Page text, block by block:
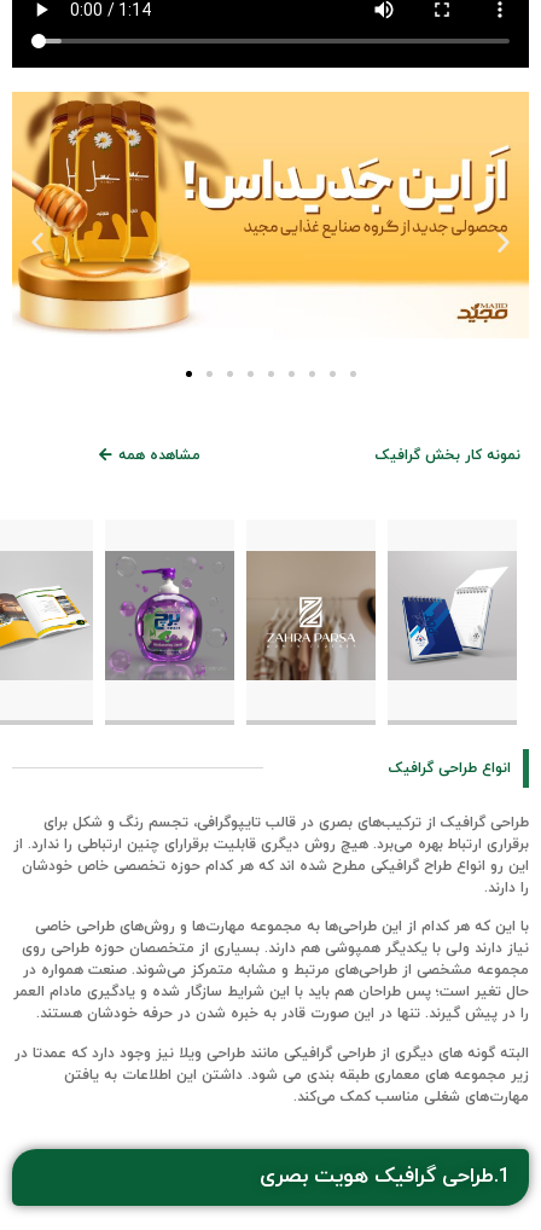
نمونه کار بخش گرافیک مشاهده همه
انواع طراحی گرافیک
طراحی گرافیک از ترکیب‌های بصری در قالب تایپوگرافی، تجسم رنگ و شکل برای
برقراری ارتباط بهره می‌برد. هیچ روش دیگری قابلیت برقرارای چنین ارتباطی را ندارد. از
این رو انواع طراح گرافیکی مطرح شده اند که هر کدام حوزه تخصصی خاص خودشان
را دارند.
با این که هر کدام از این طراحی‌ها به مجموعه مهارت‌ها و روش‌های طراحی خاصی
نیاز دارند ولی با یکدیگر همپوشی هم دارند. بسیاری از متخصصان حوزه طراحی روی
مجموعه مشخصی از طراحی‌های مرتبط و مشابه متمرکز می‌شوند. صنعت همواره در
حال تغیر است؛ پس طراحان هم باید با این شرایط سازگار شده و یادگیری مادام العمر
را در پیش گیرند. تنها در این صورت قادر به خبره شدن در حرفه خودشان هستند.
البته گونه های دیگری از طراحی گرافیکی مانند طراحی ویلا نیز وجود دارد که عمدتا در
زیر مجموعه های معماری طبقه بندی می شود. داشتن این اطلاعات به یافتن
مهارت‌های شغلی مناسب کمک می‌کند.
1.طراحی گرافیک هویت بصری